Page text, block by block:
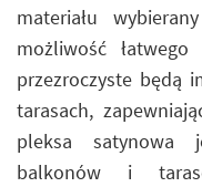
materiału
możliwość
przezroczyste będą
tarasach,
pleksa satynowa
balkonów i